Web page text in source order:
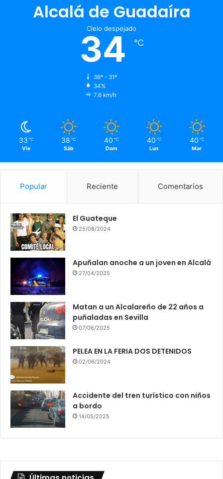
Alcalá de Guadaíra
Cielo despejado
34 ℃
36º - 31º
34%
7.6 km/h
33 ℃
Vie
38 ℃
Sáb
40 ℃
Dom
40 ℃
Lun
40 ℃
Mar
Popular Reciente Comentarios
El Guateque
25/08/2024
Apuñalan anoche a un joven en Alcalá
27/04/2025
Matan a un Alcalareño de 22 años a
puñaladas en Sevilla
07/06/2025
PELEA EN LA FERIA DOS DETENIDOS
02/06/2024
Accidente del tren turístico con niños
a bordo
14/05/2025